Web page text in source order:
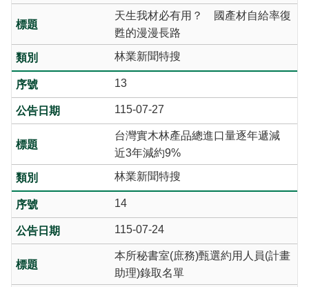
天生我材必有用？ 國產材自給率復
甦的漫漫長路
林業新聞特搜
13
115-07-27
台灣實木林產品總進口量逐年遞減
近3年減約9%
林業新聞特搜
14
115-07-24
本所秘書室(庶務)甄選約用人員(計畫
助理)錄取名單